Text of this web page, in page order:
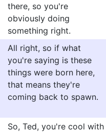
there, so you're
obviously doing
something right.
All right, so if what
you're saying is these
things were born here,
that means they're
coming back to spawn.
So, Ted, you're cool with